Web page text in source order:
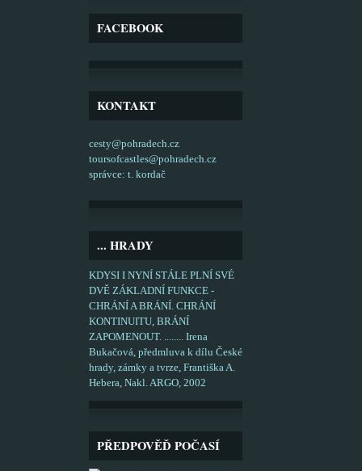
FACEBOOK
KONTAKT
cesty@pohradech.cz
toursofcastles@pohradech.cz
správce: t. kordač
... HRADY
KDYSI I NYNÍ STÁLE PLNÍ SVÉ
DVĚ ZÁKLADNÍ FUNKCE -
CHRÁNÍ A BRÁNÍ. CHRÁNÍ
KONTINUITU, BRÁNÍ
ZAPOMENOUT. ........ Irena
Bukačová, předmluva k dílu České
hrady, zámky a tvrze, Františka A.
Hebera, Nakl. ARGO, 2002
PŘEDPOVĚĎ POČASÍ